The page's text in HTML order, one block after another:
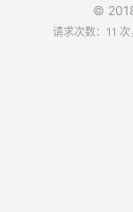
©
请求次数：11